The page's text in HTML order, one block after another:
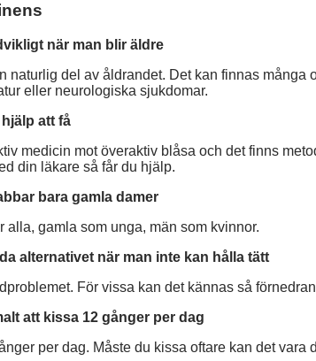
när man blir äldre
naturlig del av åldrandet. Det kan finnas många
eller neurologiska sjukdomar.
att få
medicin mot överaktiv blåsa och det finns
din läkare så får du hjälp.
bara gamla damer
alla, gamla som unga, män som kvinnor.
alternativet när man inte kan hålla tätt
För vissa kan det kännas så
att kissa 12 gånger per dag
per dag. Måste du kissa oftare kan det vara